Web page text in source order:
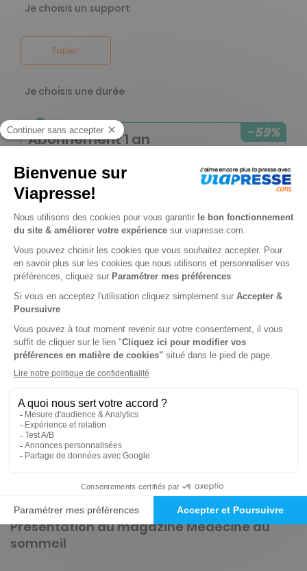
Je choisis un support
Papier
Je choisis une durée
-59%
Abonnement 1 an
105€00 256€00
Tarif France métropolitaine
Renouvellement à date d’anniversaire
-82%
Abonnement 1 an
4 n° • Papier Offre réservée aux étudiants
46€00
Tarif France métropolitaine
Renouvellement à date d’anniversaire
Abonnement 1 an
4 n° • Papier Offre réservée aux institutions
231€00
Tarif France métropolitaine
Présentation du magazine Médecine du
sommeil